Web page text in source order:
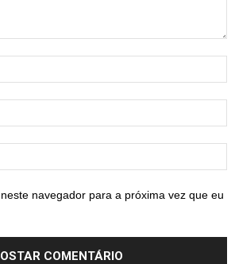
navegador para a próxima vez que eu